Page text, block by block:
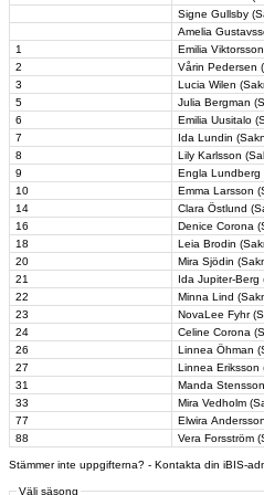
Signe Gullsby
Amelia
1
Emilia
2
Vårin Pedersen
3
Lucia Wilen
5
Julia Bergman
6
Emilia Uusitalo
7
Ida Lundin
8
Lily Karlsson
9
Engla Lundberg
10
Emma Larsson
14
Clara Östlund
16
Denice Corona
18
Leia Brodin
20
Mira Sjödin
21
Ida Jupiter-Berg
22
Minna Lind
23
NovaLee Fyhr
24
Celine Corona
26
Linnea Öhman
27
Linnea Eriksson
31
Manda
33
Mira Vedholm
77
Elwira
88
Vera Forsström
Stämmer inte uppgifterna? - Kontakta din iBIS-
Välj säsong